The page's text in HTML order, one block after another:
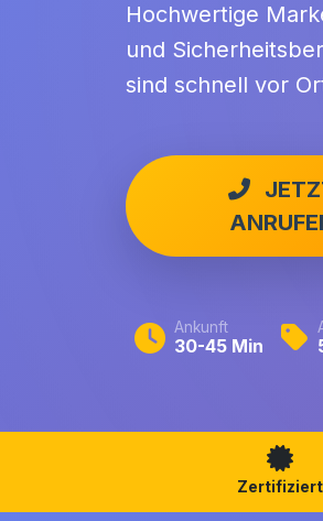
Hochwertige
und
sind schnell vor
Ankunft
30-45 Min
Zertifiziert